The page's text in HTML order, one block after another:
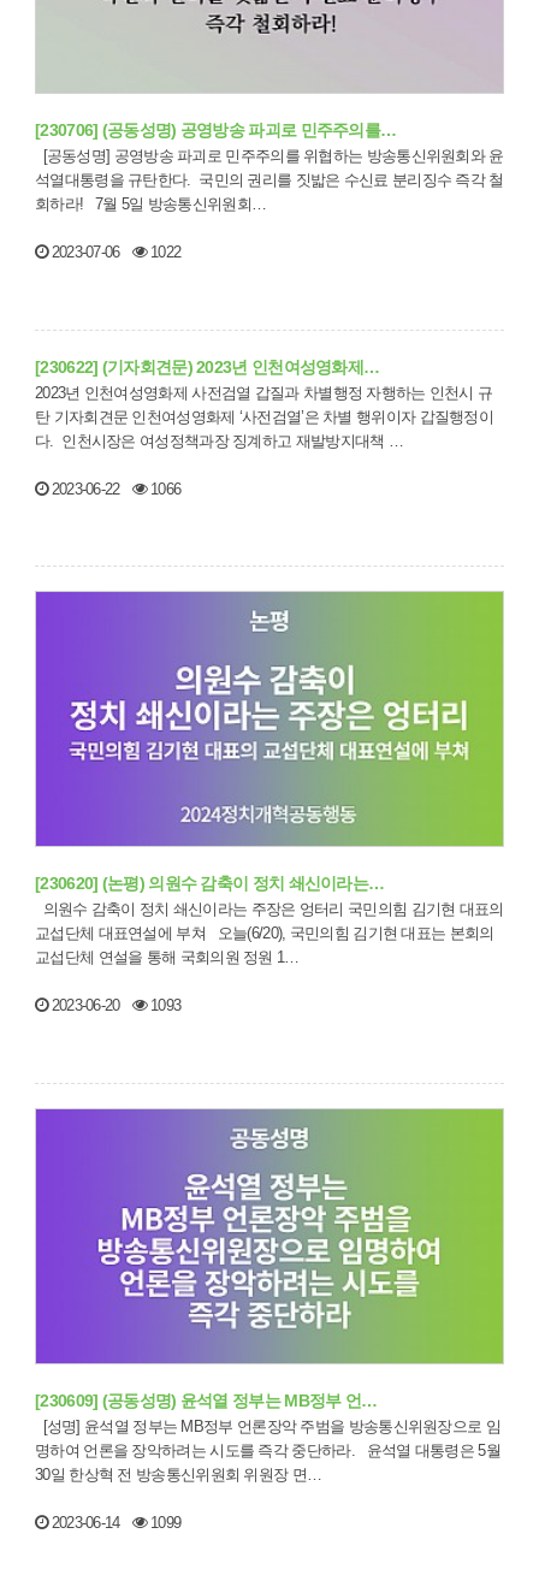
[230706] (공동성명) 공영방송 파괴로 민주주의를…
석열대통령을 규탄한다. 국민의 권리를 짓밟은 수신료 분리징수 즉각 철
회하라! 7월 5일 방송통신위원회…
2023-07-06 1022
[230622] (기자회견문) 2023년 인천여성영화제…
2023년 인천여성영화제 사전검열 갑질과 차별행정 자행하는 인천시 규
탄 기자회견문 인천여성영화제 ‘사전검열’은 차별 행위이자 갑질행정이
다. 인천시장은 여성정책과장 징계하고 재발방지대책 …
2023-06-22 1066
[230620] (논평) 의원수 감축이 정치 쇄신이라는…
교섭단체 대표연설에 부쳐 오늘(6/20), 국민의힘 김기현 대표는 본회의
교섭단체 연설을 통해 국회의원 정원 1…
2023-06-20 1093
[230609] (공동성명) 윤석열 정부는 MB정부 언…
명하여 언론을 장악하려는 시도를 즉각 중단하라. 윤석열 대통령은 5월
30일 한상혁 전 방송통신위원회 위원장 면…
2023-06-14 1099